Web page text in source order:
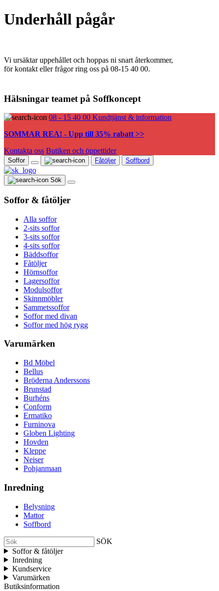
Underhåll pågår
Vi ursäktar uppehållet och hoppas ni snart återkommer,
för kontakt eller frågor ring oss på 08-15 40 00.
Hälsningar teamet på Soffkoncept
08 - 15 40 00 Kundtjänst & information
SOMMAR REA! - Upp till 35% rabatt >>
Kontakta oss Butiken och öppettider
Soffor Fåtöljer Soffbord
Sök
Soffor & fåtöljer
Alla soffor
2-sits soffor
3-sits soffor
4-sits soffor
Bäddsoffor
Fåtöljer
Hörnsoffor
Lagersoffor
Modulsoffor
Skinnmöbler
Sammetssoffor
Soffor med divan
Soffor med hög rygg
Varumärken
Bd Möbel
Bellus
Bröderna Anderssons
Brunstad
Burhéns
Conform
Ermatiko
Furninova
Globen Lighting
Hovden
Kleppe
Neiser
Pohjanmaan
Inredning
Belysning
Mattor
Soffbord
SÖK
Soffor & fåtöljer
Inredning
Kundservice
Varumärken
Butiksinformation